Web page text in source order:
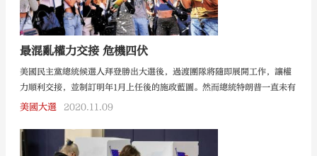
最混亂權力交接 危機四伏
美國民主黨總統候選人拜登勝出大選後，過渡團隊將隨即展開工作，讓權
力順利交接，並制訂明年1月上任後的施政藍圖。然而總統特朗普一直未有
承諾敗選後和平移交權力，他連日來亦拒絕認輸，更表明發動司法戰推翻
登過渡團隊合作，拜登將經歷美國現代史上最艱巨及最混亂的總統權力交
接，有共和黨國會議員形容過渡工作受阻「非常危險」，尤其在外交政策
美國大選 2020.11.09